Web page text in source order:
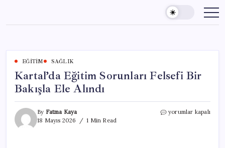
content
EĞITIM SAĞLIK
Kartal’da Eğitim Sorunları Felsefi Bir
Bakışla Ele Alındı
By Fatma Kaya
18 Mayıs 2026
1 Min Read
Kartal’da
yorumlar kapalı